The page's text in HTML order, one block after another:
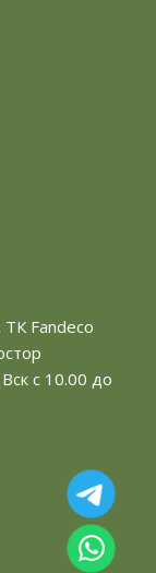
Fandeco
с 10.00 до